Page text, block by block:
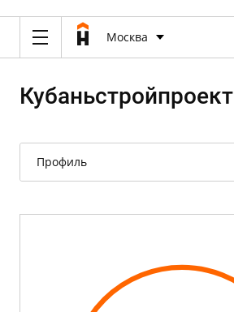
Москва
Кубаньстройпроект
Профиль